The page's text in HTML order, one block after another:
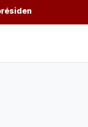
burundais